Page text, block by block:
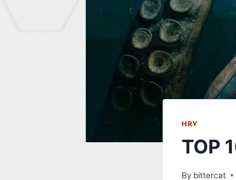
HRY
TOP
By bittercat